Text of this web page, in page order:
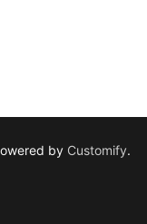
by Customify.